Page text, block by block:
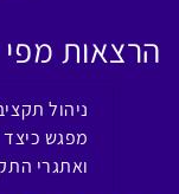
הרצאות מפי
ניהול
מפגש
ואתגרי התקופה, שני,